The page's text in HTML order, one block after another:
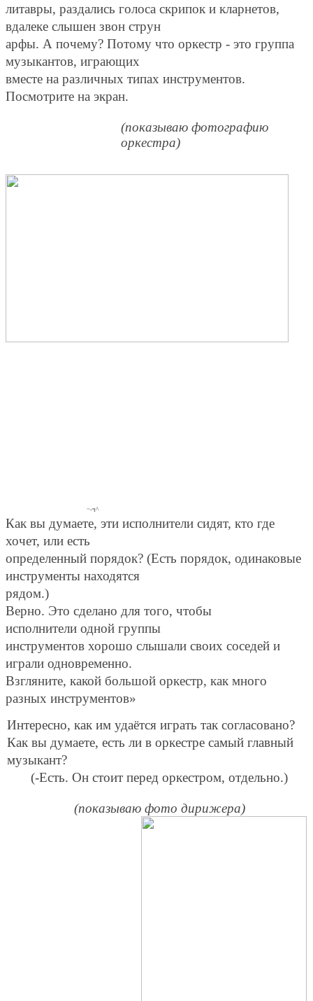
литавры, раздались голоса скрипок и кларнетов,
вдалеке слышен звон струн
арфы. А почему? Потому что оркестр - это группа
музыкантов, играющих
вместе на различных типах инструментов.
Посмотрите на экран.
(показываю фотографию
оркестра)
~-ч^
Как вы думаете, эти исполнители сидят, кто где
хочет, или есть
определенный порядок? (Есть порядок, одинаковые
инструменты находятся
рядом.)
Верно. Это сделано для того, чтобы
исполнители одной группы
инструментов хорошо слышали своих соседей и
играли одновременно.
Взгляните, какой большой оркестр, как много
разных инструментов»
Интересно, как им удаётся играть так согласовано?
Как вы думаете, есть ли в оркестре самый главный
музыкант?
(-Есть. Он стоит перед оркестром, отдельно.)
(показываю фото дирижера)